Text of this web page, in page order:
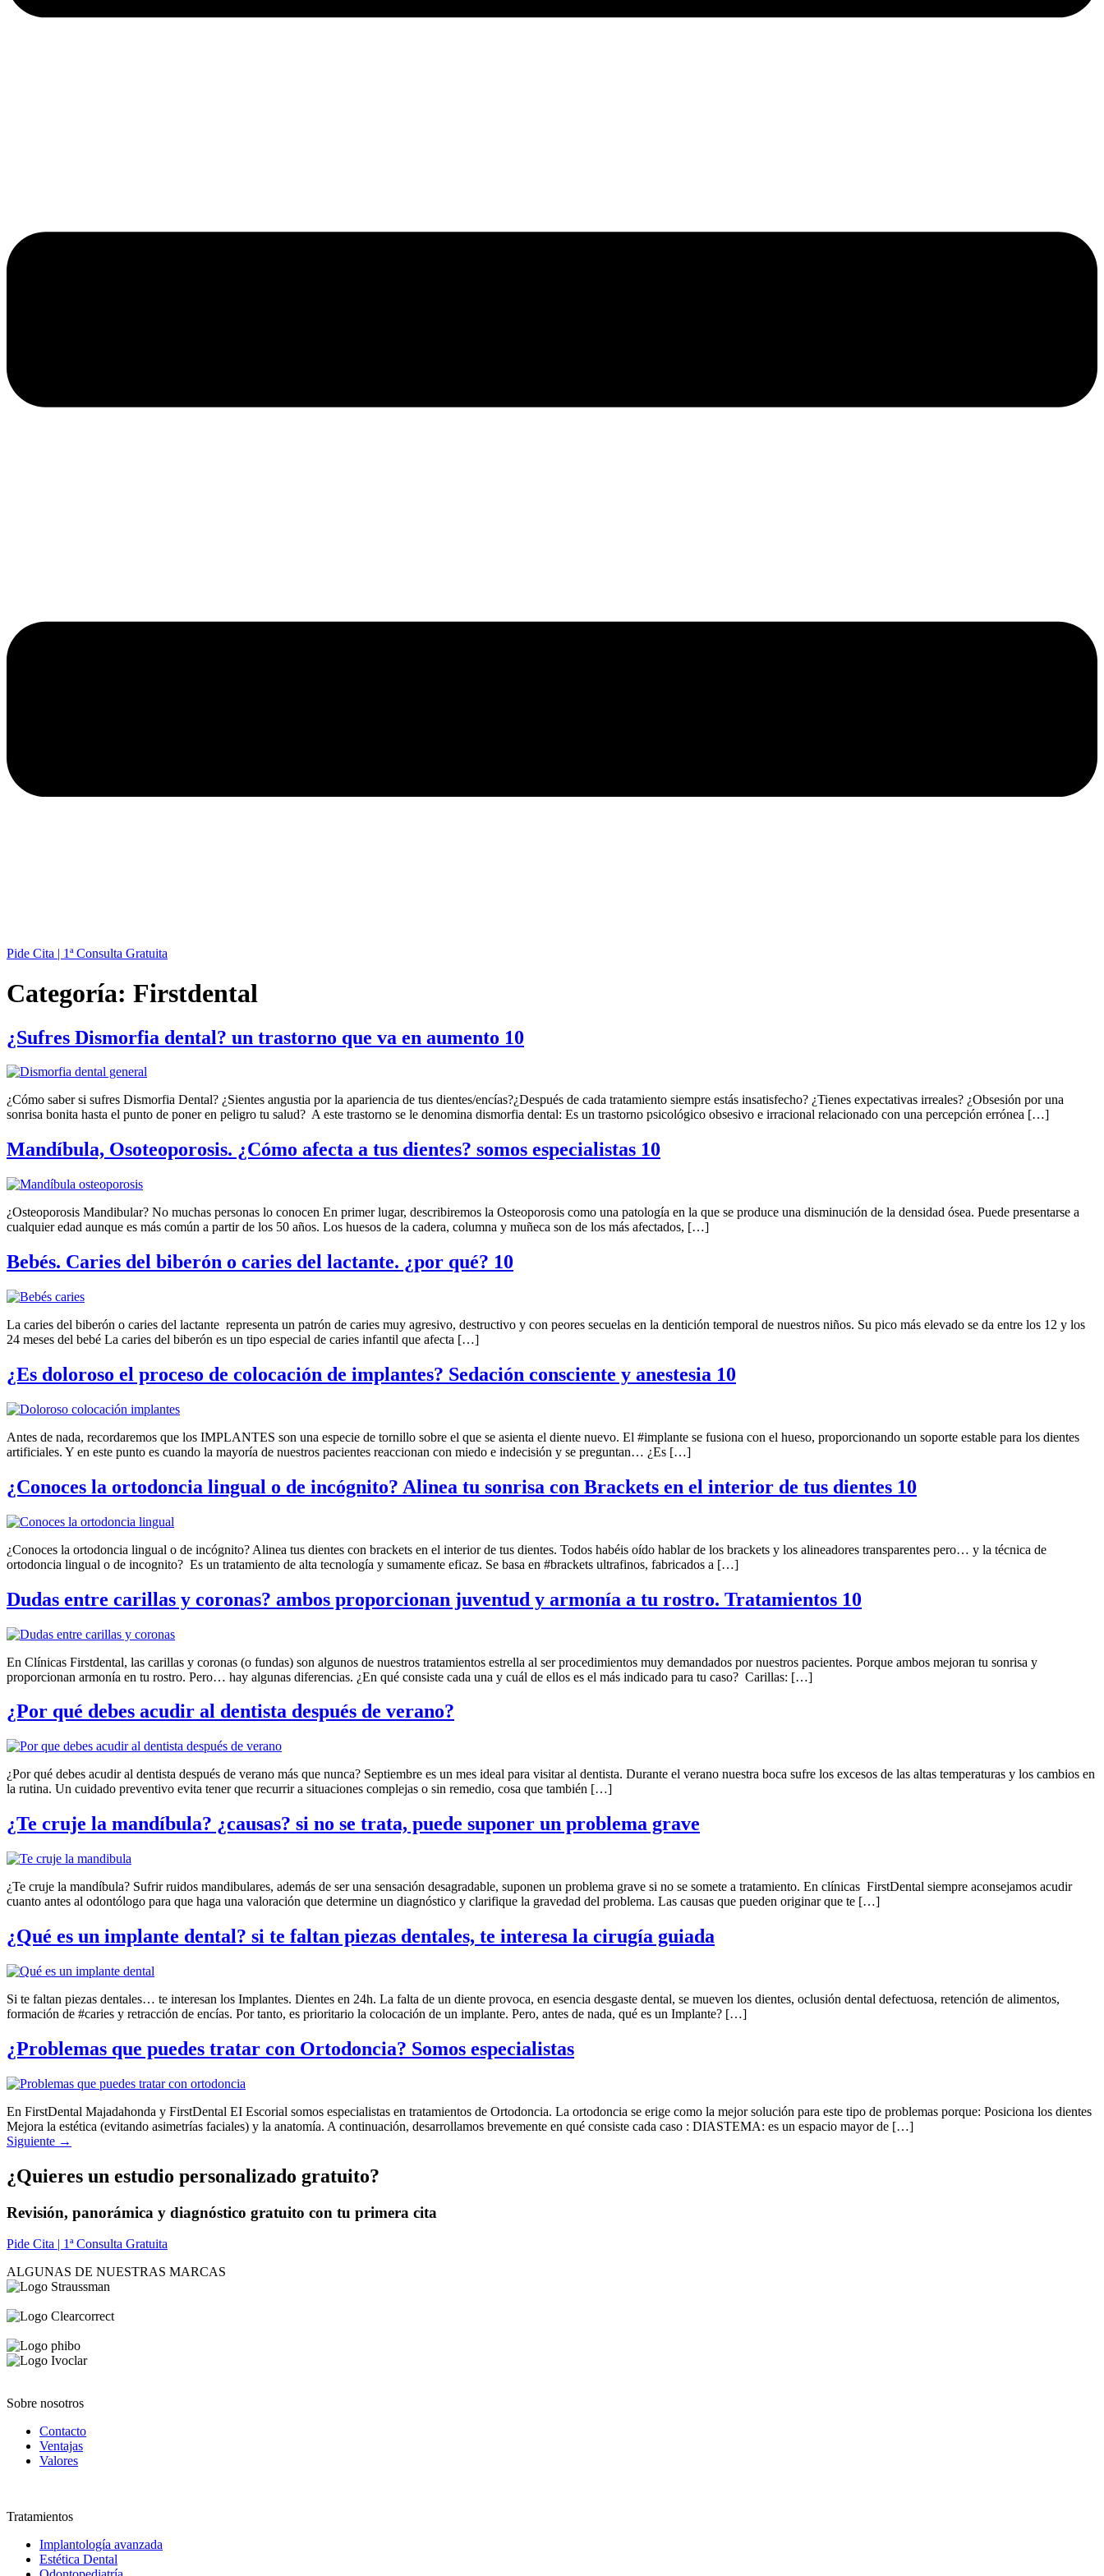
Pide Cita | 1ª Consulta Gratuita
Categoría: Firstdental
¿Sufres Dismorfia dental? un trastorno que va en aumento 10
¿Cómo saber si sufres Dismorfia Dental? ¿Sientes angustia por la apariencia de tus dientes/encías?¿Después de cada tratamiento siempre estás insatisfecho? ¿Tienes expectativas irreales? ¿Obsesión por una
sonrisa bonita hasta el punto de poner en peligro tu salud? A este trastorno se le denomina dismorfia dental: Es un trastorno psicológico obsesivo e irracional relacionado con una percepción errónea […]
Mandíbula, Osoteoporosis. ¿Cómo afecta a tus dientes? somos especialistas 10
¿Osteoporosis Mandibular? No muchas personas lo conocen En primer lugar, describiremos la Osteoporosis como una patología en la que se produce una disminución de la densidad ósea. Puede presentarse a
cualquier edad aunque es más común a partir de los 50 años. Los huesos de la cadera, columna y muñeca son de los más afectados, […]
Bebés. Caries del biberón o caries del lactante. ¿por qué? 10
La caries del biberón o caries del lactante representa un patrón de caries muy agresivo, destructivo y con peores secuelas en la dentición temporal de nuestros niños. Su pico más elevado se da entre los 12 y los
24 meses del bebé La caries del biberón es un tipo especial de caries infantil que afecta […]
¿Es doloroso el proceso de colocación de implantes? Sedación consciente y anestesia 10
Antes de nada, recordaremos que los IMPLANTES son una especie de tornillo sobre el que se asienta el diente nuevo. El #implante se fusiona con el hueso, proporcionando un soporte estable para los dientes
artificiales. Y en este punto es cuando la mayoría de nuestros pacientes reaccionan con miedo e indecisión y se preguntan… ¿Es […]
¿Conoces la ortodoncia lingual o de incógnito? Alinea tu sonrisa con Brackets en el interior de tus dientes 10
¿Conoces la ortodoncia lingual o de incógnito? Alinea tus dientes con brackets en el interior de tus dientes. Todos habéis oído hablar de los brackets y los alineadores transparentes pero… y la técnica de
ortodoncia lingual o de incognito? Es un tratamiento de alta tecnología y sumamente eficaz. Se basa en #brackets ultrafinos, fabricados a […]
Dudas entre carillas y coronas? ambos proporcionan juventud y armonía a tu rostro. Tratamientos 10
En Clínicas Firstdental, las carillas y coronas (o fundas) son algunos de nuestros tratamientos estrella al ser procedimientos muy demandados por nuestros pacientes. Porque ambos mejoran tu sonrisa y
proporcionan armonía en tu rostro. Pero… hay algunas diferencias. ¿En qué consiste cada una y cuál de ellos es el más indicado para tu caso? Carillas: […]
¿Por qué debes acudir al dentista después de verano?
¿Por qué debes acudir al dentista después de verano más que nunca? Septiembre es un mes ideal para visitar al dentista. Durante el verano nuestra boca sufre los excesos de las altas temperaturas y los cambios en
la rutina. Un cuidado preventivo evita tener que recurrir a situaciones complejas o sin remedio, cosa que también […]
¿Te cruje la mandíbula? ¿causas? si no se trata, puede suponer un problema grave
¿Te cruje la mandíbula? Sufrir ruidos mandibulares, además de ser una sensación desagradable, suponen un problema grave si no se somete a tratamiento. En clínicas FirstDental siempre aconsejamos acudir
cuanto antes al odontólogo para que haga una valoración que determine un diagnóstico y clarifique la gravedad del problema. Las causas que pueden originar que te […]
¿Qué es un implante dental? si te faltan piezas dentales, te interesa la cirugía guiada
Si te faltan piezas dentales… te interesan los Implantes. Dientes en 24h. La falta de un diente provoca, en esencia desgaste dental, se mueven los dientes, oclusión dental defectuosa, retención de alimentos,
formación de #caries y retracción de encías. Por tanto, es prioritario la colocación de un implante. Pero, antes de nada, qué es un Implante? […]
¿Problemas que puedes tratar con Ortodoncia? Somos especialistas
En FirstDental Majadahonda y FirstDental EI Escorial somos especialistas en tratamientos de Ortodoncia. La ortodoncia se erige como la mejor solución para este tipo de problemas porque: Posiciona los dientes
Mejora la estética (evitando asimetrías faciales) y la anatomía. A continuación, desarrollamos brevemente en qué consiste cada caso : DIASTEMA: es un espacio mayor de […]
Siguiente →
¿Quieres un estudio personalizado gratuito?
Revisión, panorámica y diagnóstico gratuito con tu primera cita
Pide Cita | 1ª Consulta Gratuita
ALGUNAS DE NUESTRAS MARCAS
Sobre nosotros
Contacto
Ventajas
Valores
Tratamientos
Implantología avanzada
Estética Dental